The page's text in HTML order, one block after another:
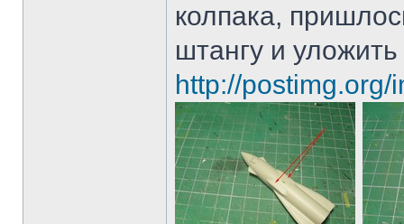
колпака,
штангу и
http://postimg.org/